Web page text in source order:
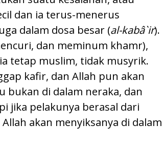
dan ia terus-menerus
dalam dosa besar (al-kabâ`ir).
dan meminum khamr),
tetap muslim, tidak musyrik.
kafir, dan Allah pun akan
bukan di dalam neraka, dan
jika pelakunya berasal dari
akan menyiksanya di dalam